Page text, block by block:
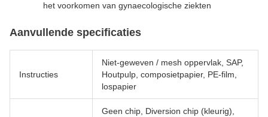
het voorkomen van gynaecologische ziekten
Aanvullende specificaties
Instructies
Niet-geweven / mesh oppervlak, SAP,
Houtpulp, composietpapier, PE-film,
lospapier
Geen chip, Diversion chip (kleurig),